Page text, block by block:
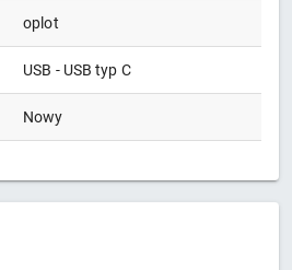
oplot
USB - USB typ C
Nowy